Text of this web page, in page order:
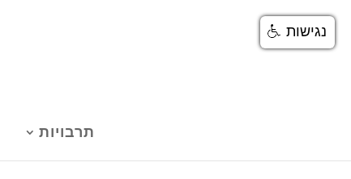
תרבויות
נגישות